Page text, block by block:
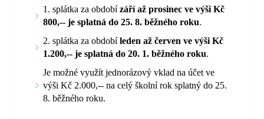
1. splátka za obdobízáří až prosinec ve výši Kč
800,-- je splatná do 25. 8. běžného roku.
2. splátka za obdobíleden až červen ve výši Kč
1.200,-- je splatná do 20. 1. běžného roku.
Je možné využít jednorázový vklad na účet ve
výši Kč 2.000,-- na celý školní rok splatný do 25.
8. běžného roku.